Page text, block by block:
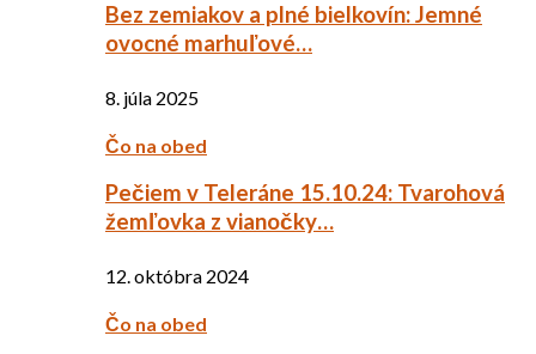
Bez zemiakov a plné bielkovín: Jemné
ovocné marhuľové…
8. júla 2025
Čo na obed
Pečiem v Teleráne 15.10.24: Tvarohová
žemľovka z vianočky…
12. októbra 2024
Čo na obed